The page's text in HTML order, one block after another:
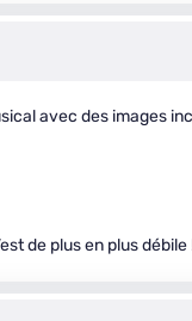
avec des images
de plus en plus débile